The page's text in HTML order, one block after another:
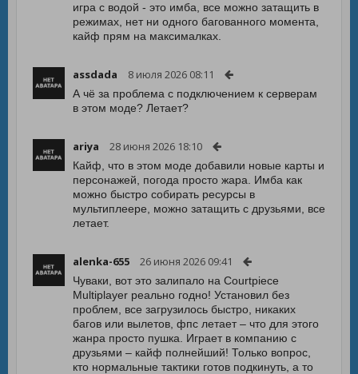
игра с водой - это имба, все можно затащить в
режимах, нет ни одного багованного момента,
кайф прям на максималках.
assdada 8 июля 2026 08:11
А чё за проблема с подключением к серверам
в этом моде? Летает?
ariya 28 июня 2026 18:10
Кайф, что в этом моде добавили новые карты и
персонажей, погода просто жара. Имба как
можно быстро собирать ресурсы в
мультиплеере, можно затащить с друзьями, все
летает.
alenka-655 26 июня 2026 09:41
Чуваки, вот это залипало на Courtpiece
Multiplayer реально годно! Установил без
проблем, все загрузилось быстро, никаких
багов или вылетов, фпс летает – что для этого
жанра просто пушка. Играет в компанию с
друзьями – кайф полнейший! Только вопрос,
кто нормальные тактики готов подкинуть, а то